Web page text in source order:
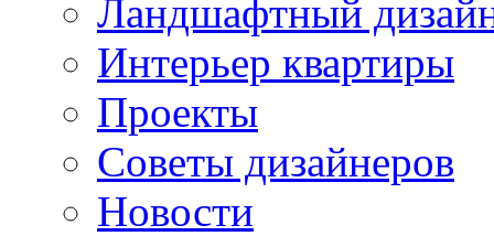
Ландшафтный
Интерьер квартиры
Проекты
Советы дизайнеров
Новости